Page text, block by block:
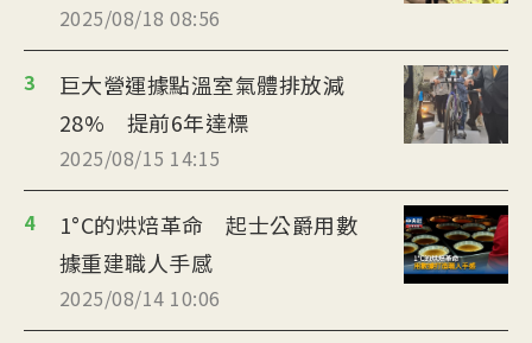
2025/08/18 08:56
3
巨大營運據點溫室氣體排放減
28% 提前6年達標
2025/08/15 14:15
4
1°C的烘焙革命 起士公爵用數
據重建職人手感
2025/08/14 10:06